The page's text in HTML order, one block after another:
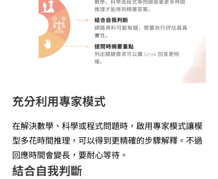
充分利用專家模式
在解決數學、科學或程式問題時，啟用專家模式讓模
型多花時間推理，可以得到更精確的步驟解釋。不過
回應時間會變長，要耐心等待。
結合自我判斷